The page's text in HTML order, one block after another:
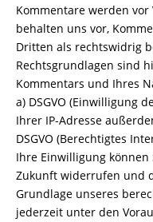
Kommentare werden
behalten uns vor,
Dritten als rechtswidrig
Rechtsgrundlagen sind
Kommentars und Ihres
a) DSGVO (Einwilligung
Ihrer IP-Adresse
DSGVO (Berechtigtes
Ihre Einwilligung
Zukunft widerrufen und
Grundlage unseres
jederzeit unter den